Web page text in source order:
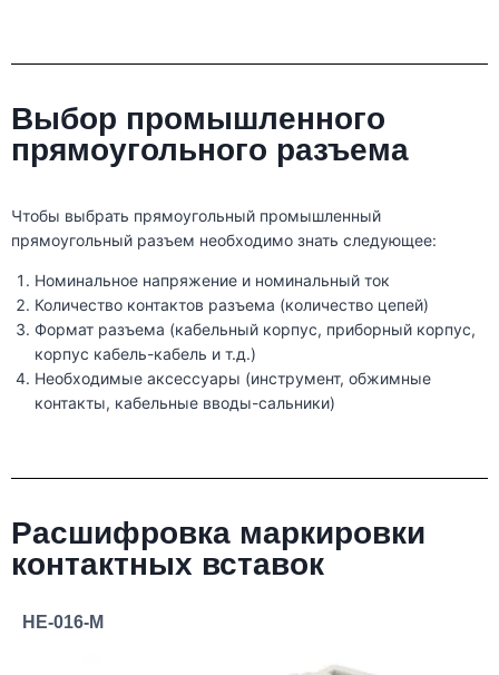
Выбор промышленного
прямоугольного разъема
Чтобы выбрать прямоугольный промышленный
прямоугольный разъем необходимо знать следующее:
Номинальное напряжение и номинальный ток
Количество контактов разъема (количество цепей)
Формат разъема (кабельный корпус, приборный корпус,
корпус кабель-кабель и т.д.)
Необходимые аксессуары (инструмент, обжимные
контакты, кабельные вводы-сальники)
Расшифровка маркировки
контактных вставок
HE-016-M